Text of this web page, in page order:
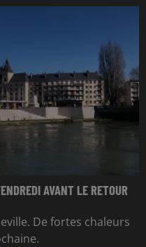
AVANT LE RETOUR
De fortes chaleurs